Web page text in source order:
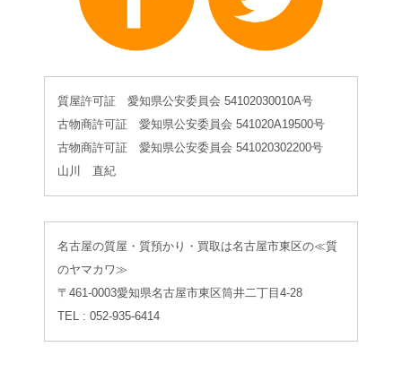
質屋許可証 愛知県公安委員会 54102030010A号
古物商許可証 愛知県公安委員会 541020A19500号
古物商許可証 愛知県公安委員会 541020302200号
山川 直紀
名古屋の質屋・質預かり・買取は名古屋市東区の≪質
のヤマカワ≫
〒461-0003愛知県名古屋市東区筒井二丁目4-28
TEL : 052-935-6414